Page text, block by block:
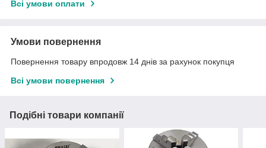
Всі умови оплати
Умови повернення
Повернення товару впродовж 14 днів за рахунок покупця
Всі умови повернення
Подібні товари компанії